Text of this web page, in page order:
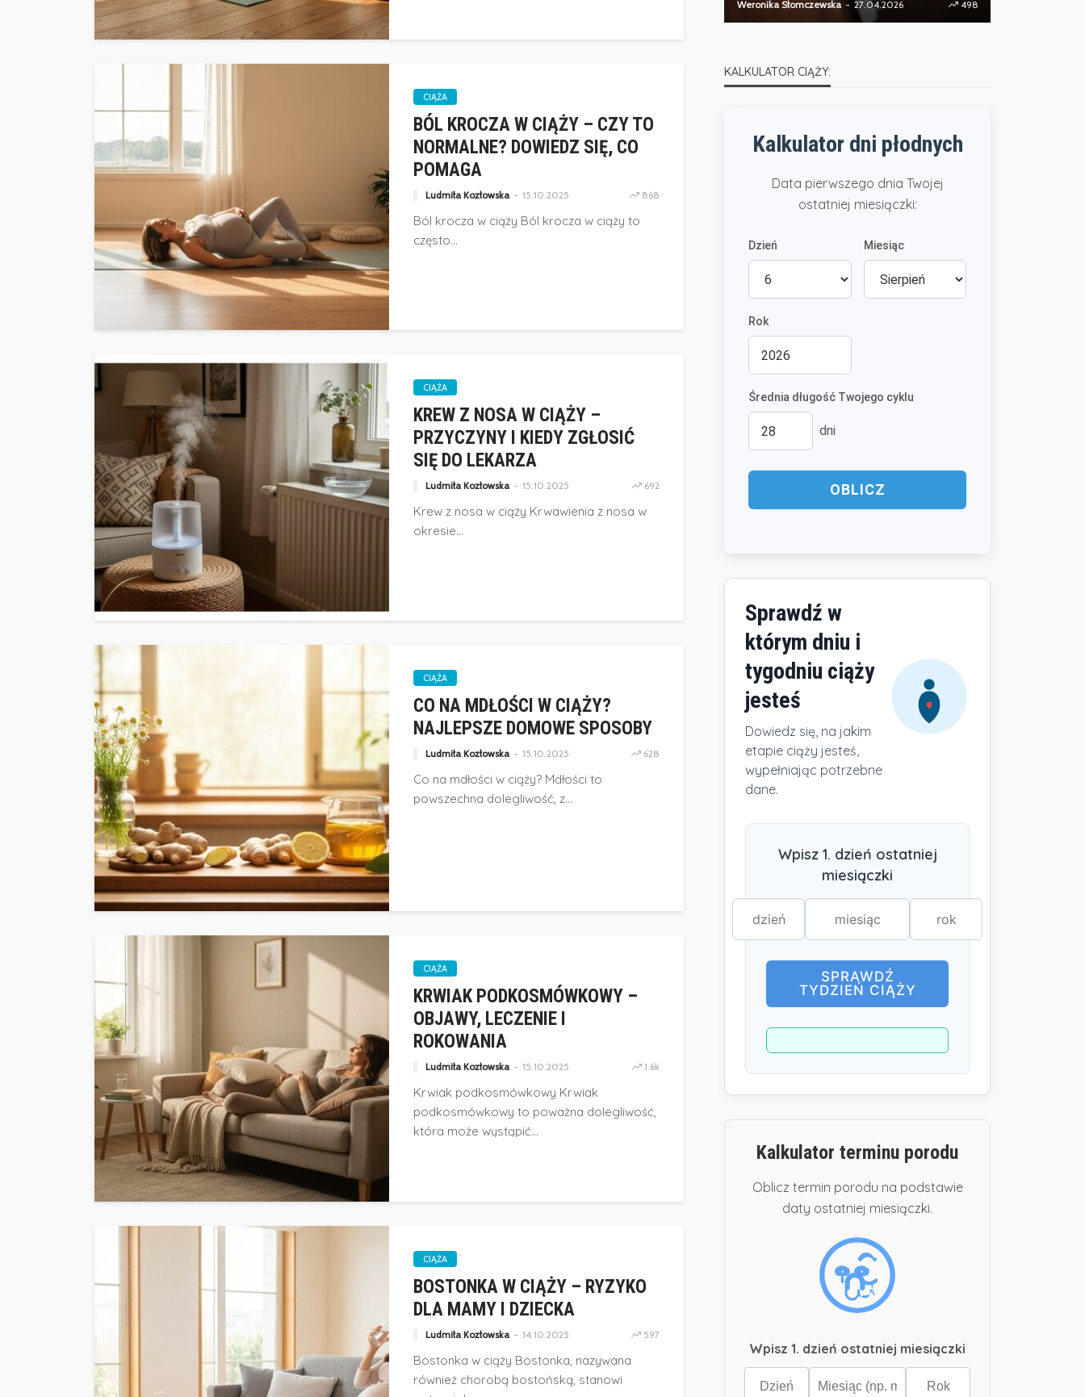
CIĄŻA
BÓL KROCZA W CIĄŻY – CZY TO
NORMALNE? DOWIEDZ SIĘ, CO
POMAGA
Ludmiła Kozłowska 15.10.2025 868
Ból krocza w ciąży Ból krocza w ciąży to
często...
CIĄŻA
KREW Z NOSA W CIĄŻY –
PRZYCZYNY I KIEDY ZGŁOSIĆ
SIĘ DO LEKARZA
Ludmiła Kozłowska 15.10.2025 692
Krew z nosa w ciąży Krwawienia z nosa w
okresie...
CIĄŻA
CO NA MDŁOŚCI W CIĄŻY?
NAJLEPSZE DOMOWE SPOSOBY
Ludmiła Kozłowska 15.10.2025 628
Co na mdłości w ciąży? Mdłości to
powszechna dolegliwość, z...
CIĄŻA
KRWIAK PODKOSMÓWKOWY –
OBJAWY, LECZENIE I
ROKOWANIA
Ludmiła Kozłowska 15.10.2025 1.6k
Krwiak podkosmówkowy Krwiak
podkosmówkowy to poważna dolegliwość,
która może wystąpić...
CIĄŻA
BOSTONKA W CIĄŻY – RYZYKO
DLA MAMY I DZIECKA
Ludmiła Kozłowska 14.10.2025 597
Bostonka w ciąży Bostonka, nazywana
również chorobą bostońską, stanowi
Weronika Słomczewska 27.03.2026 Weronika Słomczewska 27.04.2026 498
KALKULATOR CIĄŻY:
Kalkulator dni płodnych
Data pierwszego dnia Twojej
ostatniej miesiączki:
Dzień Miesiąc
Rok
Średnia długość Twojego cyklu
dni
OBLICZ
Sprawdź w
którym dniu i
tygodniu ciąży
jesteś
Dowiedz się, na jakim
etapie ciąży jesteś,
wypełniając potrzebne
dane.
Wpisz 1. dzień ostatniej
miesiączki
SPRAWDŹ
TYDZIEŃ CIĄŻY
Kalkulator terminu porodu
Oblicz termin porodu na podstawie
daty ostatniej miesiączki.
Wpisz 1. dzień ostatniej miesiączki